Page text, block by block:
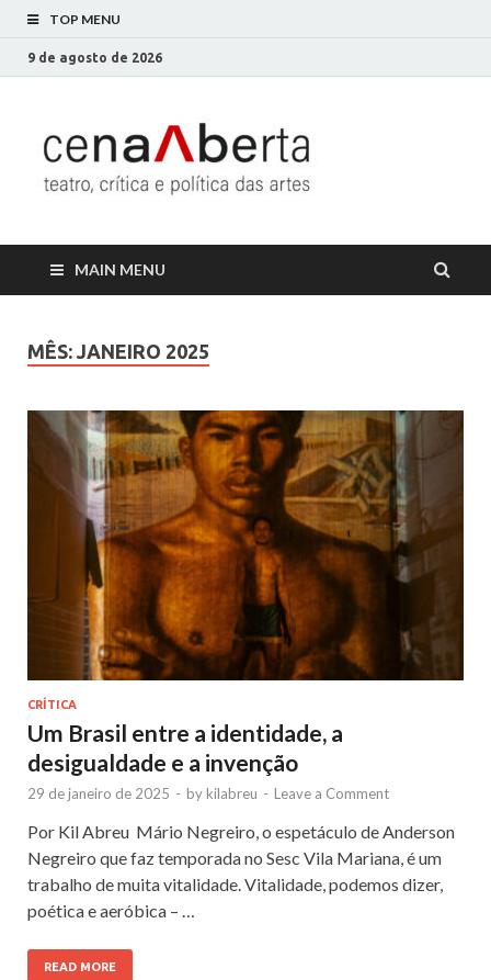
TOP MENU
9 de agosto de 2026
MAIN MENU
MÊS: JANEIRO 2025
CRÍTICA
Um Brasil entre a identidade, a
desigualdade e a invenção
29 de janeiro de 2025 - by kilabreu - Leave a Comment
Por Kil Abreu Mário Negreiro, o espetáculo de Anderson
Negreiro que faz temporada no Sesc Vila Mariana, é um
trabalho de muita vitalidade. Vitalidade, podemos dizer,
poética e aeróbica – …
READ MORE